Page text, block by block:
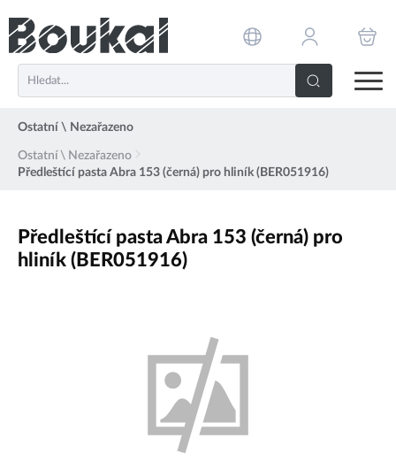
Ostatní \ Nezařazeno
Ostatní \ Nezařazeno
Předleštící pasta Abra 153 (černá) pro hliník (BER051916)
Předleštící pasta Abra 153 (černá) pro
hliník (BER051916)